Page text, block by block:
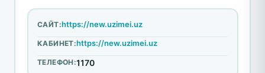
САЙТ:https://new.uzimei.uz
КАБИНЕТ:https://new.uzimei.uz
ТЕЛЕФОН:1170